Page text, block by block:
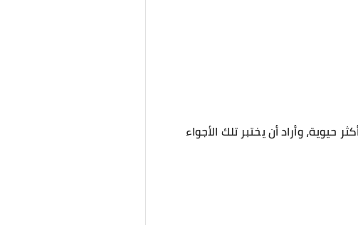
وأراد أن يختبر تلك الأجواء